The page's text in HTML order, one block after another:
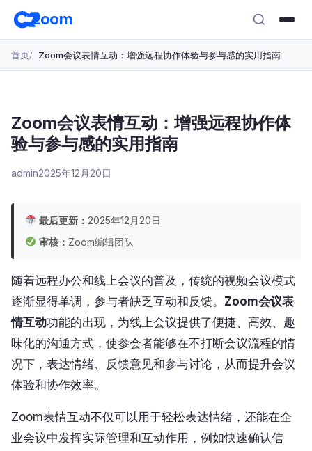
至
zoom
首页 Zoom会议表情互动：增强远程协作体验与参与感的实用指南
Zoom会议表情互动：增强远程协作体
验与参与感的实用指南
admin2025年12月20日
最后更新： 2025年12月20日
审核： Zoom编辑团队
随着远程办公和线上会议的普及，传统的视频会议模式
逐渐显得单调，参与者缺乏互动和反馈。 Zoom会议表
情互动功能的出现，为线上会议提供了便捷、高效、趣
味化的沟通方式，使参会者能够在不打断会议流程的情
况下，表达情绪、反馈意见和参与讨论，从而提升会议
体验和协作效率。
Zoom表情互动不仅可以用于轻松表达情绪，还能在企
业会议中发挥实际管理和互动作用，例如快速确认信